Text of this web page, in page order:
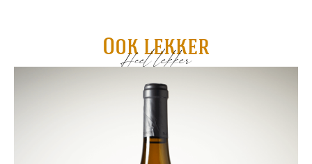
Ook lekker
Heel lekker